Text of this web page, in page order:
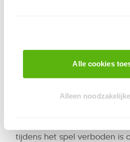
Alle cookies
Alleen
coöperatieve spellen als De
Zonder dat je mag
oplopende rij kaarten
tijdens het spel verboden is